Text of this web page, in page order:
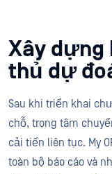
Xây dựng
thủ dự
Sau khi triển khai
chỗ, trọng tâm
cải tiến liên tục. My
toàn bộ báo cáo và